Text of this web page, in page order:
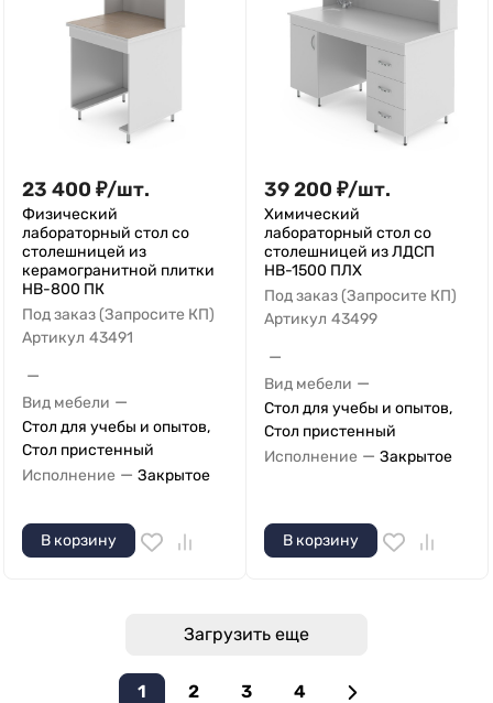
23 400 ₽/шт.
Физический
лабораторный стол со
столешницей из
керамогранитной плитки
НВ-800 ПК
Под заказ (Запросите КП)
Артикул 43491
—
Вид мебели —
Стол для учебы и опытов,
Стол пристенный
Исполнение — Закрытое
В корзину
39 200 ₽/шт.
Химический
лабораторный стол со
столешницей из ЛДСП
НВ-1500 ПЛХ
Под заказ (Запросите КП)
Артикул 43499
—
Вид мебели —
Стол для учебы и опытов,
Стол пристенный
Исполнение — Закрытое
В корзину
Загрузить еще
1 2 3 4